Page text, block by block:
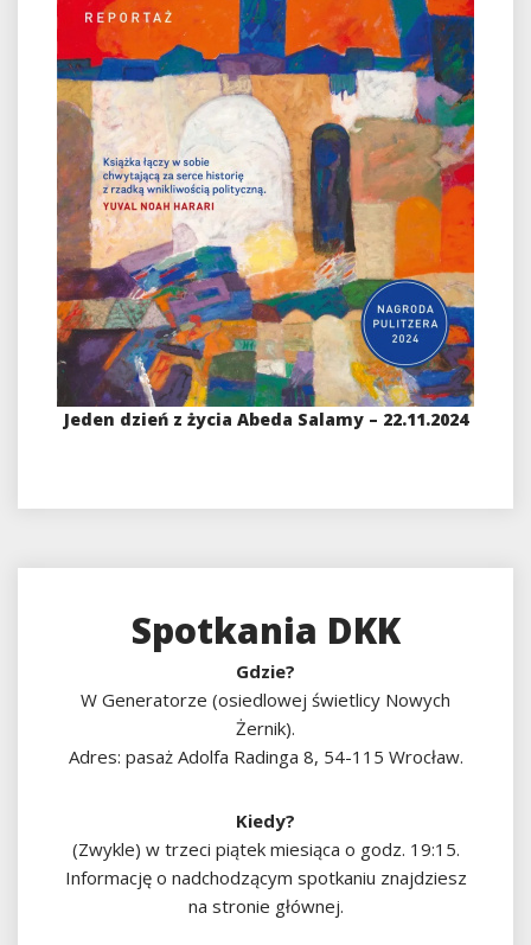
Jeden dzień z życia Abeda Salamy – 22.11.2024
Spotkania DKK
Gdzie?
W Generatorze (osiedlowej świetlicy Nowych
Żernik).
Adres: pasaż Adolfa Radinga 8, 54-115 Wrocław.
Kiedy?
(Zwykle) w trzeci piątek miesiąca o godz. 19:15.
Informację o nadchodzącym spotkaniu znajdziesz
na stronie głównej.